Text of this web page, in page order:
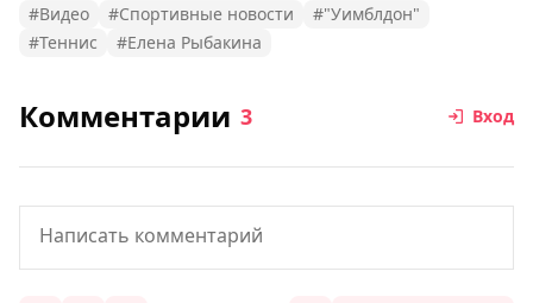
#Видео #Спортивные новости
#"Уимблдон"
#Теннис
#Елена Рыбакина
Комментарии 3 Вход